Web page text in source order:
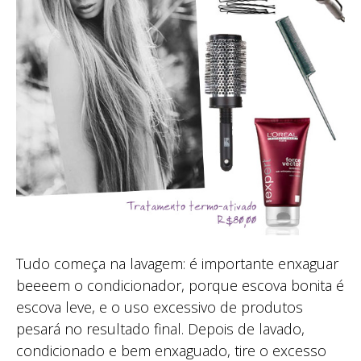
Tudo começa na lavagem: é importante enxaguar
beeeem o condicionador, porque escova bonita é
escova leve, e o uso excessivo de produtos
pesará no resultado final. Depois de lavado,
condicionado e bem enxaguado, tire o excesso